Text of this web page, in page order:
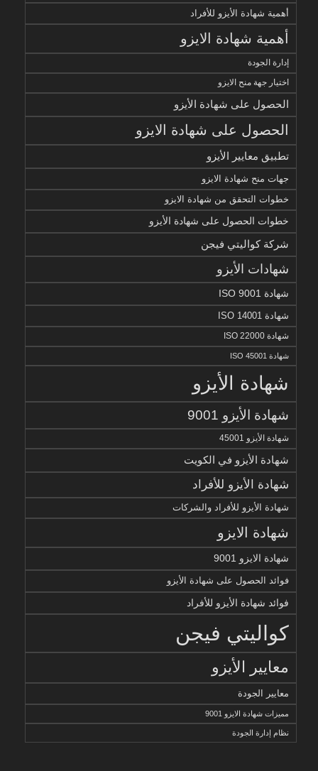
أهمية شهادة الأيزو للأفراد
أهمية شهادة الايزو
إدارة الجودة
اختيار جهة منح الايزو
الحصول على شهادة الأيزو
الحصول على شهادة الايزو
تطبيق معايير الأيزو
جهات منح شهادة الايزو
خطوات التحقق من شهادة الايزو
خطوات الحصول على شهادة الأيزو
شركة كواليتي فيجن
شهادات الأيزو
شهادة ISO 9001
شهادة ISO 14001
شهادة ISO 22000
شهادة ISO 45001
شهادة الأيزو
شهادة الأيزو 9001
شهادة الأيزو 45001
شهادة الأيزو في الكويت
شهادة الأيزو للأفراد
شهادة الأيزو للأفراد والشركات
شهادة الايزو
شهادة الايزو 9001
فوائد الحصول على شهادة الأيزو
فوائد شهادة الأيزو للأفراد
كواليتي فيجن
معايير الأيزو
معايير الجودة
مميزات شهادة الايزو 9001
نظام إدارة الجودة